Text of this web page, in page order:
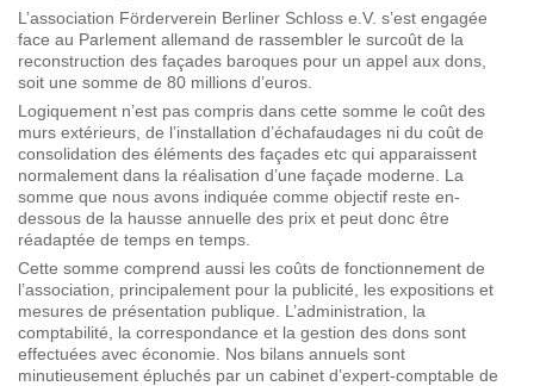
L’association Förderverein Berliner Schloss e.V. s’est engagée
face au Parlement allemand de rassembler le surcoût de la
reconstruction des façades baroques pour un appel aux dons,
soit une somme de 80 millions d’euros.
Logiquement n’est pas compris dans cette somme le coût des
murs extérieurs, de l’installation d’échafaudages ni du coût de
consolidation des éléments des façades etc qui apparaissent
normalement dans la réalisation d’une façade moderne. La
somme que nous avons indiquée comme objectif reste en-
dessous de la hausse annuelle des prix et peut donc être
réadaptée de temps en temps.
Cette somme comprend aussi les coûts de fonctionnement de
l’association, principalement pour la publicité, les expositions et
mesures de présentation publique. L’administration, la
comptabilité, la correspondance et la gestion des dons sont
effectuées avec économie. Nos bilans annuels sont
minutieusement épluchés par un cabinet d’expert-comptable de